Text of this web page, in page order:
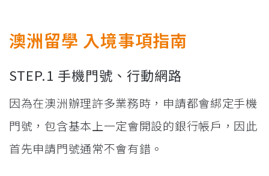
澳洲留學 入境事項指南
STEP.1 手機門號、行動網路
因為在澳洲辦理許多業務時，申請都會綁定手機
門號，包含基本上一定會開設的銀行帳戶，因此
首先申請門號通常不會有錯。